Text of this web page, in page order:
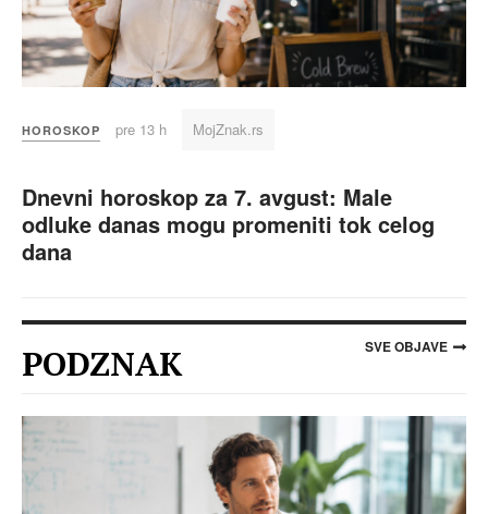
HOROSKOP pre 13 h MojZnak.rs
Dnevni horoskop za 7. avgust: Male
odluke danas mogu promeniti tok celog
dana
PODZNAK SVE OBJAVE